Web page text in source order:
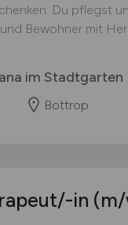
Du pflegst
Bewohner mit
im Stadtgarten
Bottrop
in